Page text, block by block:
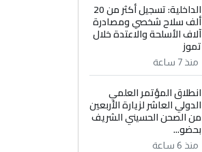
الداخلية: تسجيل أكثر من 20
ألف سلاح شخصي ومصادرة
آلاف الأسلحة والاعتدة خلال
تموز
منذ 7 ساعة
انطلاق المؤتمر العلمي
الدولي العاشر لزيارة الأربعين
من الصحن الحسيني الشريف
بحضو...
منذ 6 ساعة